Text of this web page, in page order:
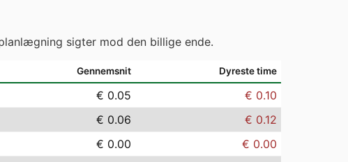
sigter mod den billige ende.
Gennemsnit Dyreste time
€ 0.05
€ 0.10
€ 0.06
€ 0.12
€ 0.00
€ 0.00